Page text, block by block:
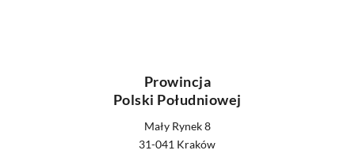
Prowincja
Polski Południowej
Mały Rynek 8
31-041 Kraków